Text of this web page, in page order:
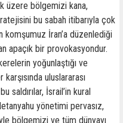
üzere bölgemizi kana,
bu sabah itibarıyla çok
komşumuz İran’a düzenlediği
apaçık bir provokasyondur.
yoğunlaştığı ve
uluslararası
saldırılar, İsrail’in kural
yönetimi pervasız,
bölgemizi ve tüm dünyayı